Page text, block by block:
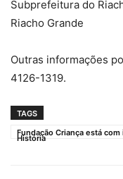
Subprefeitura do
Riacho Grande
Outras informações
4126-1319.
TAGS
Fundação Criança está
História